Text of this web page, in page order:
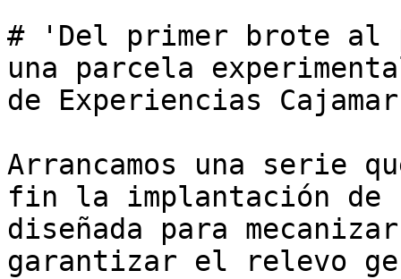
# 'Del primer brote
una parcela
de Experiencias Cajamar
Arrancamos una serie
fin la implantación de
diseñada para
garantizar el relevo